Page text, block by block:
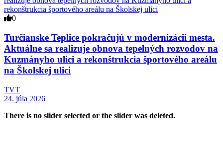
0
Turčianske Teplice pokračujú v modernizácii mesta.
Aktuálne sa realizuje obnova tepelných rozvodov na
Kuzmányho ulici a rekonštrukcia športového areálu
na Školskej ulici
TVT
24. júla 2026
There is no slider selected or the slider was deleted.